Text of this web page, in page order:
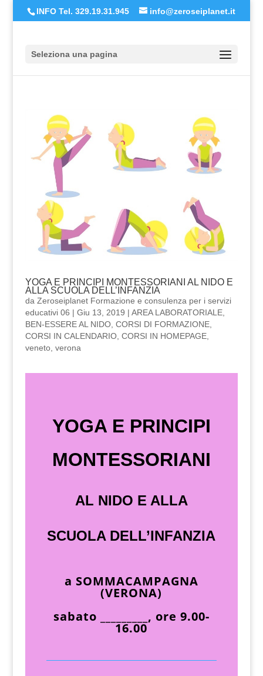
INFO Tel. 329.19.31.945 info@zeroseiplanet.it
Seleziona una pagina
YOGA E PRINCIPI MONTESSORIANI AL NIDO E
ALLA SCUOLA DELL’INFANZIA
da Zeroseiplanet Formazione e consulenza per i servizi
educativi 06 | Giu 13, 2019 | AREA LABORATORIALE,
BEN-ESSERE AL NIDO, CORSI DI FORMAZIONE,
CORSI IN CALENDARIO, CORSI IN HOMEPAGE,
veneto, verona
YOGA E PRINCIPI
MONTESSORIANI
AL NIDO E ALLA
SCUOLA DELL’INFANZIA
a SOMMACAMPAGNA
(VERONA)
sabato _________, ore 9.00-
16.00